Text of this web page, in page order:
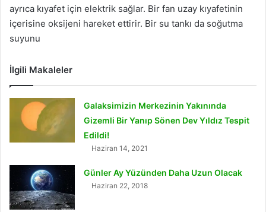
ayrıca kıyafet için elektrik sağlar. Bir fan uzay kıyafetinin
içerisine oksijeni hareket ettirir. Bir su tankı da soğutma
suyunu
İlgili Makaleler
Galaksimizin Merkezinin Yakınında
Gizemli Bir Yanıp Sönen Dev Yıldız Tespit
Edildi!
Haziran 14, 2021
Günler Ay Yüzünden Daha Uzun Olacak
Haziran 22, 2018